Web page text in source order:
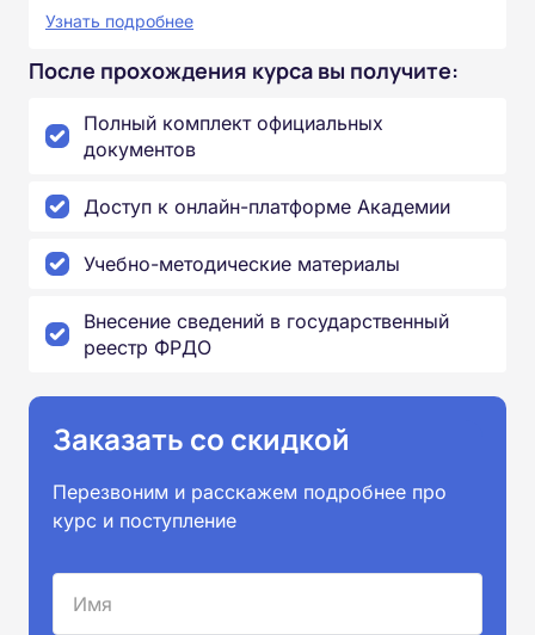
Узнать подробнее
После прохождения курса вы получите:
Полный комплект официальных
документов
Доступ к онлайн-платформе Академии
Учебно-методические материалы
Внесение сведений в государственный
реестр ФРДО
Заказать со скидкой
Перезвоним и расскажем подробнее про
курс и поступление